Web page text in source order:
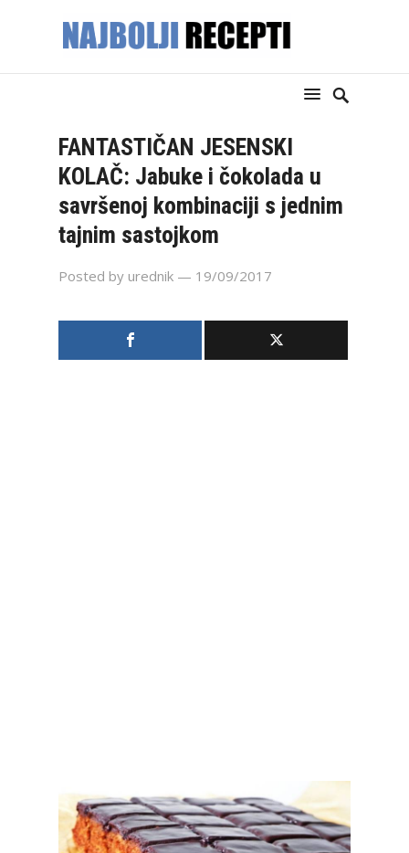
FANTASTIČAN JESENSKI
KOLAČ: Jabuke i čokolada u
savršenoj kombinaciji s jednim
tajnim sastojkom
Posted by urednik — 19/09/2017